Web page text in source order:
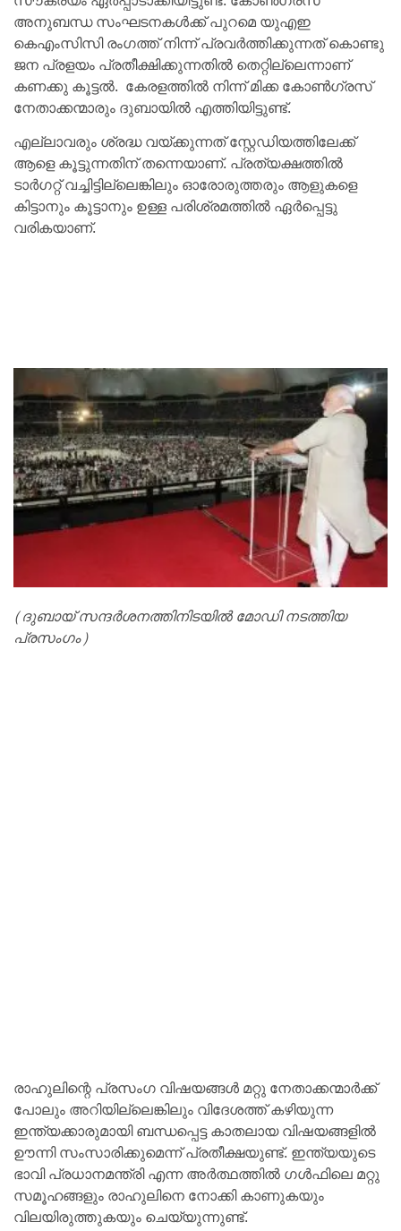
അനുബന്ധ സംഘടനകൾക്ക് പുറമെ യുഎഇ
കെഎംസിസി രംഗത്ത് നിന്ന് പ്രവർത്തിക്കുന്നത് കൊണ്ടു
ജന പ്രളയം പ്രതീക്ഷിക്കുന്നതിൽ തെറ്റില്ലെന്നാണ്
കണക്കു കൂട്ടൽ. കേരളത്തിൽ നിന്ന് മിക്ക കോൺഗ്രസ്‌
നേതാക്കന്മാരും ദുബായിൽ എത്തിയിട്ടുണ്ട്.
എല്ലാവരും ശ്രദ്ധ വയ്ക്കുന്നത് സ്റ്റേഡിയത്തിലേക്ക്
ആളെ കൂട്ടുന്നതിന് തന്നെയാണ്. പ്രത്യക്ഷത്തിൽ
ടാർഗറ്റ് വച്ചിട്ടില്ലെങ്കിലും ഓരോരുത്തരും ആളുകളെ
കിട്ടാനും കൂട്ടാനും ഉള്ള പരിശ്രമത്തിൽ ഏർപ്പെട്ടു
വരികയാണ്.
(ദുബായ് സന്ദർശനത്തിനിടയിൽ മോഡി നടത്തിയ
പ്രസംഗം)
രാഹുലിന്റെ പ്രസംഗ വിഷയങ്ങൾ മറ്റു നേതാക്കന്മാർക്ക്
പോലും അറിയില്ലെങ്കിലും വിദേശത്ത് കഴിയുന്ന
ഇന്ത്യക്കാരുമായി ബന്ധപ്പെട്ട കാതലായ വിഷയങ്ങളിൽ
ഊന്നി സംസാരിക്കുമെന്ന് പ്രതീക്ഷയുണ്ട്. ഇന്ത്യയുടെ
ഭാവി പ്രധാനമന്ത്രി എന്ന അർത്ഥത്തിൽ ഗൾഫിലെ മറ്റു
സമൂഹങ്ങളും രാഹുലിനെ നോക്കി കാണുകയും
വിലയിരുത്തുകയും ചെയ്യുന്നുണ്ട്.